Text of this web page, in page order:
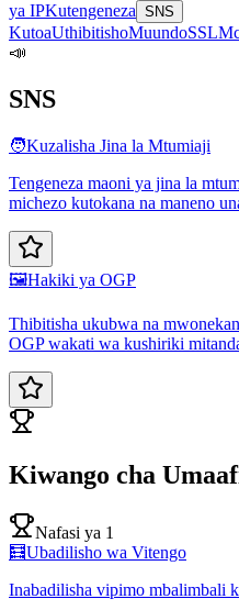
ya IPKutengeneza SNS
KutoaUthibitishoMuundoSSL
📣
SNS
🧑Kuzalisha Jina la Mtumiaji
Tengeneza maoni ya jina la
michezo kutokana na maneno
🖼️Hakiki ya OGP
Thibitisha ukubwa na
OGP wakati wa kushiriki
Kiwango cha
Nafasi ya 1
🧮Ubadilisho wa Vitengo
Inabadilisha vipimo mbalimbali